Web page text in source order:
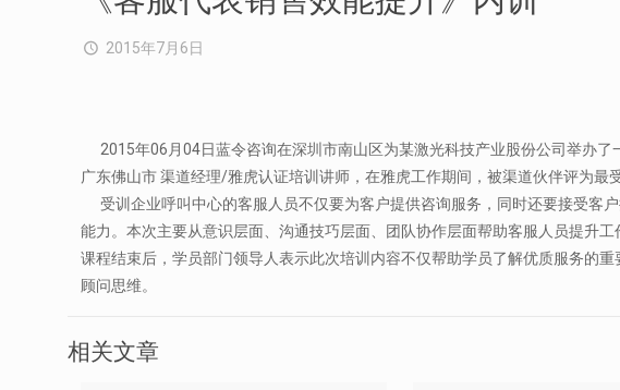
2015年7月6日
2015年06月04日蓝令咨询在深圳市南山区为某激光科技产业股份公司举办了
广东佛山市 渠道经理/雅虎认证培训讲师，在雅虎工作期间，被渠道伙伴评为最
受训企业呼叫中心的客服人员不仅要为客户提供咨询服务，同时还要接受客
能力。本次主要从意识层面、沟通技巧层面、团队协作层面帮助客服人员提升
课程结束后，学员部门领导人表示此次培训内容不仅帮助学员了解优质服务
顾问思维。
相关文章